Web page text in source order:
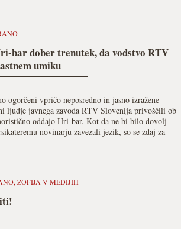
bar dober trenutek, da vodstvo RTV
umiku
ogorčeni vpričo neposredno in jasno izražene
ljudje javnega zavoda RTV Slovenija privoščili ob
oddajo Hri-bar. Kot da ne bi bilo dovolj
novinarju zavezali jezik, so se zdaj za
, ZOFIJA V MEDIJIH